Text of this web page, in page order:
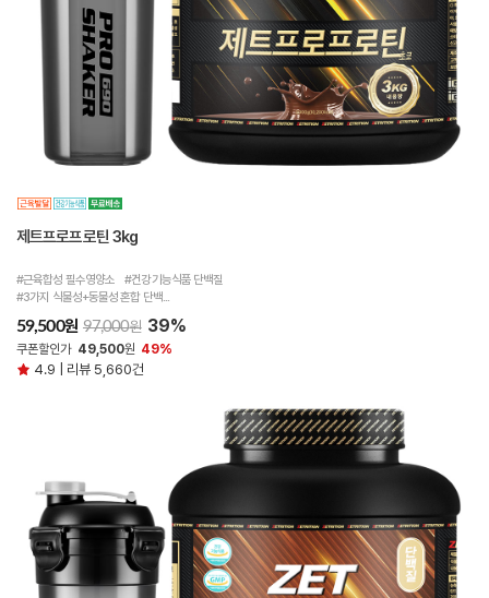
제트프로프로틴 3kg
#근육합성 필수영양소 #건강기능식품 단백질
#3가지 식물성+동물성 혼합 단백...
59,500원 97,000원 39%
쿠폰할인가 49,500원 49%
4.9 | 리뷰 5,660건